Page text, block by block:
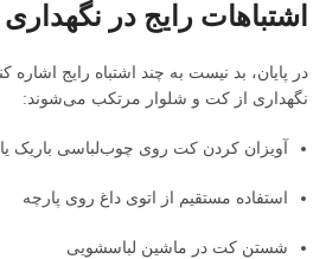
اشتباهات رایج در
در پایان، بد نیست به چند اشتباه رایج اشاره
نگهداری از کت و شلوار مرتکب می‌شوند:
آویزان کردن کت روی چوب‌لباسی باریک
استفاده مستقیم از اتوی داغ روی پارچه
شستن کت در ماشین لباسشویی